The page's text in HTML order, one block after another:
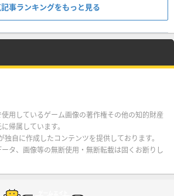
事ランキングをもっと見る
用しているゲーム画像の著作権その他の知的財産
帰属しています。
自に作成したコンテンツを提供しております。
タ、画像等の無断使用・無断転載は固くお断りし